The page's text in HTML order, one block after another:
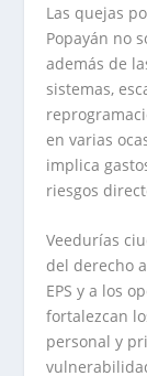
Las quejas
Popayán no
además de
sistemas,
en varias
implica
riesgos
Veedurías
del derecho
EPS y a los
fortalezcan
personal y